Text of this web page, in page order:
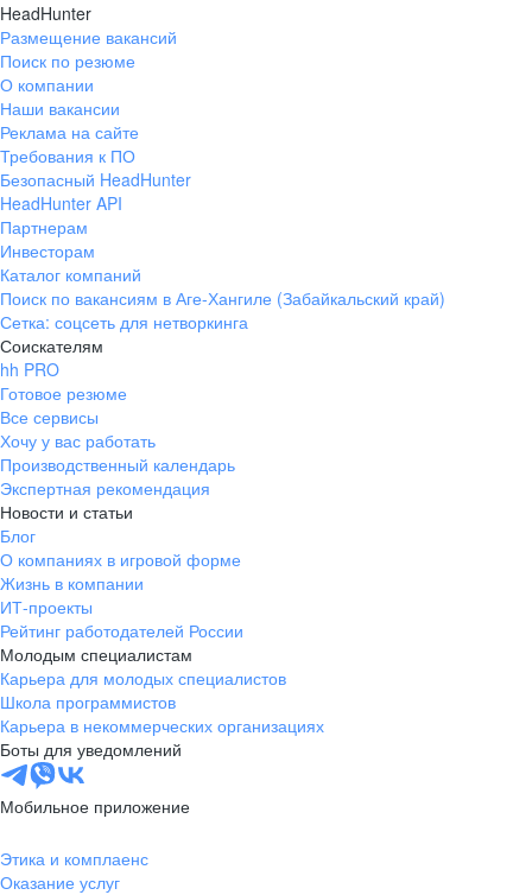
HeadHunter
Размещение вакансий
Поиск по резюме
О компании
Наши вакансии
Реклама на сайте
Требования к ПО
Безопасный HeadHunter
HeadHunter API
Партнерам
Инвесторам
Каталог компаний
Поиск по вакансиям в Аге-Хангиле (Забайкальский край)
Сетка: соцсеть для нетворкинга
Соискателям
hh PRO
Готовое резюме
Все сервисы
Хочу у вас работать
Производственный календарь
Экспертная рекомендация
Новости и статьи
Блог
О компаниях в игровой форме
Жизнь в компании
ИТ-проекты
Рейтинг работодателей России
Молодым специалистам
Карьера для молодых специалистов
Школа программистов
Карьера в некоммерческих организациях
Боты для уведомлений
Мобильное приложение
Этика и комплаенс
Оказание услуг